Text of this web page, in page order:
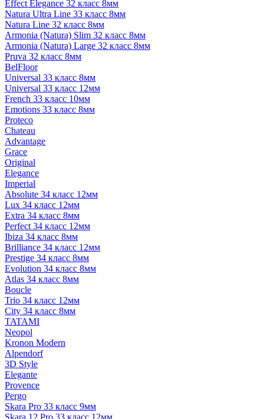
Effect Elegance 32 класс 8мм
Natura Ultra Line 33 класс 8мм
Natura Line 32 класс 8мм
Armonia (Natura) Slim 32 класс 8мм
Armonia (Natura) Large 32 класс 8мм
Pruva 32 класс 8мм
BelFloor
Universal 33 класс 8мм
Universal 33 класс 12мм
French 33 класс 10мм
Emotions 33 класс 8мм
Proteco
Chateau
Advantage
Grace
Original
Elegance
Imperial
Absolute 34 класс 12мм
Lux 34 класс 12мм
Extra 34 класс 8мм
Perfect 34 класс 12мм
Ibiza 34 класс 8мм
Brilliance 34 класс 12мм
Prestige 34 класс 8мм
Evolution 34 класс 8мм
Atlas 34 класс 8мм
Boucle
Trio 34 класс 12мм
City 34 класс 8мм
TATAMI
Neopol
Kronon Modern
Alpendorf
3D Style
Elegante
Provence
Pergo
Skara Pro 33 класс 9мм
Skara 12 Pro 33 класс 12мм